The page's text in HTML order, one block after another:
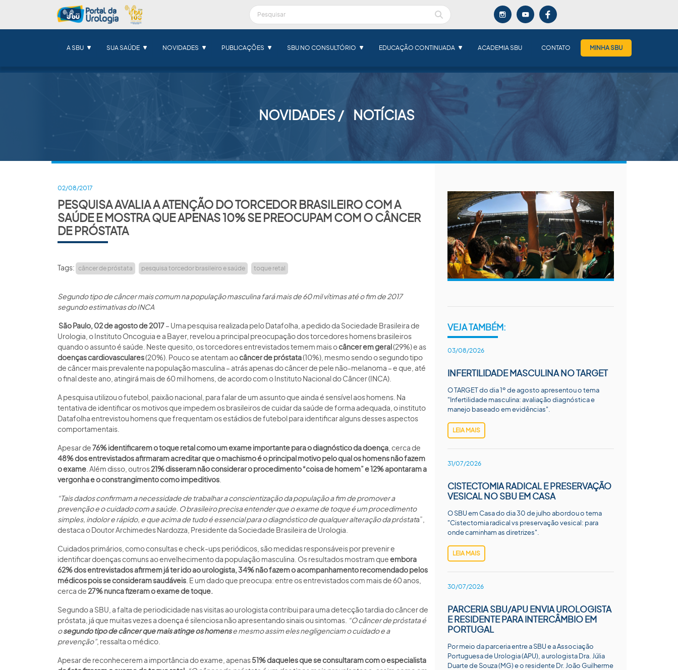
A SBU SUA SAÚDE NOVIDADES PUBLICAÇÕES SBU NO CONSULTÓRIO EDUCAÇÃO CONTINUADA ACADEMIA SBU CONTATO MINHA SBU
NOVIDADES NOTÍCIAS
02/08/2017
PESQUISA AVALIA A ATENÇÃO DO TORCEDOR BRASILEIRO COM A
SAÚDE E MOSTRA QUE APENAS 10% SE PREOCUPAM COM O CÂNCER
DE PRÓSTATA
Tags: câncer de próstata pesquisa torcedor brasileiro e saúde toque retal
Segundo tipo de câncer mais comum na população masculina fará mais de 60 mil vítimas até o fim de 2017
segundo estimativas do INCA
São Paulo, 02 de agosto de 2017– Uma pesquisa realizada pelo Datafolha, a pedido da Sociedade Brasileira de
Urologia, o Instituto Oncoguia e a Bayer, revelou a principal preocupação dos torcedores homens brasileiros
quando o assunto é saúde. Neste quesito, os torcedores entrevistados temem mais ocâncer em geral(29%) e as
doenças cardiovasculares(20%). Pouco se atentam aocâncer de próstata(10%), mesmo sendo o segundo tipo
de câncer mais prevalente na população masculina – atrás apenas do câncer de pele não-melanoma – e que, até
o final deste ano, atingirá mais de 60 mil homens, de acordo com o Instituto Nacional do Câncer (INCA).
A pesquisa utilizou o futebol, paixão nacional, para falar de um assunto que ainda é sensível aos homens. Na
tentativa de identificar os motivos que impedem os brasileiros de cuidar da saúde de forma adequada, o instituto
Datafolha entrevistou homens que frequentam os estádios de futebol para identificar alguns desses aspectos
comportamentais.
Apesar de76% identificarem o toque retal como um exame importante para o diagnóstico da doença , cerca de
48% dos entrevistados afirmaram acreditar que o machismo é o principal motivo pelo qual os homens não fazem
o exame . Além disso, outros21% disseram não considerar o procedimento “coisa de homem” e 12% apontaram a
vergonha e o constrangimento como impeditivos
“Tais dados confirmam a necessidade de trabalhar a conscientização da população a fim de promover a
prevenção e o cuidado com a saúde. O brasileiro precisa entender que o exame de toque é um procedimento
simples, indolor e rápido, e que acima de tudo é essencial para o diagnóstico de qualquer alteração da próstata”,
destaca o Doutor Archimedes Nardozza, Presidente da Sociedade Brasileira de Urologia.
Cuidados primários, como consultas e check-ups periódicos, são medidas responsáveis por prevenir e
identificar doenças comuns ao envelhecimento da população masculina. Os resultados mostram queembora
62% dos entrevistados afirmem já ter ido ao urologista, 34% não fazem o acompanhamento recomendado pelos
médicos pois se consideram saudáveis . E um dado que preocupa: entre os entrevistados com mais de 60 anos,
cerca de27% nunca fizeram o exame de toque.
Segundo a SBU, a falta de periodicidade nas visitas ao urologista contribui para uma detecção tardia do câncer de
próstata, já que muitas vezes a doença é silenciosa não apresentando sinais ou sintomas. “O câncer de próstata é
osegundo tipo de câncer que mais atinge os homense mesmo assim eles negligenciam o cuidado e a
prevenção”, ressalta o médico.
Apesar de reconhecerem a importância do exame, apenas51% daqueles que se consultaram com o especialista
VEJA TAMBÉM:
03/08/2026
INFERTILIDADE MASCULINA NO TARGET
O TARGET do dia 1º de agosto apresentou o tema
"Infertilidade masculina: avaliação diagnóstica e
manejo baseado em evidências".
LEIA MAIS
31/07/2026
CISTECTOMIA RADICAL E PRESERVAÇÃO
VESICAL NO SBU EM CASA
O SBU em Casa do dia 30 de julho abordou o tema
"Cistectomia radical vs preservação vesical: para
onde caminham as diretrizes".
LEIA MAIS
30/07/2026
PARCERIA SBU/APU ENVIA UROLOGISTA
E RESIDENTE PARA INTERCÂMBIO EM
PORTUGAL
Por meio da parceria entre a SBU e a Associação
Portuguesa de Urologia (APU), a urologista Dra. Júlia
Duarte de Souza (MG) e o residente Dr. João Guilherme